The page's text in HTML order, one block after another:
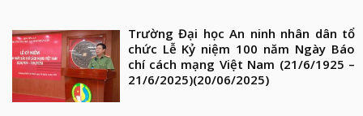
Trường Đại học An ninh nhân dân tổ
chức Lễ Kỷ niệm 100 năm Ngày Báo
chí cách mạng Việt Nam (21/6/1925 –
21/6/2025)(20/06/2025)